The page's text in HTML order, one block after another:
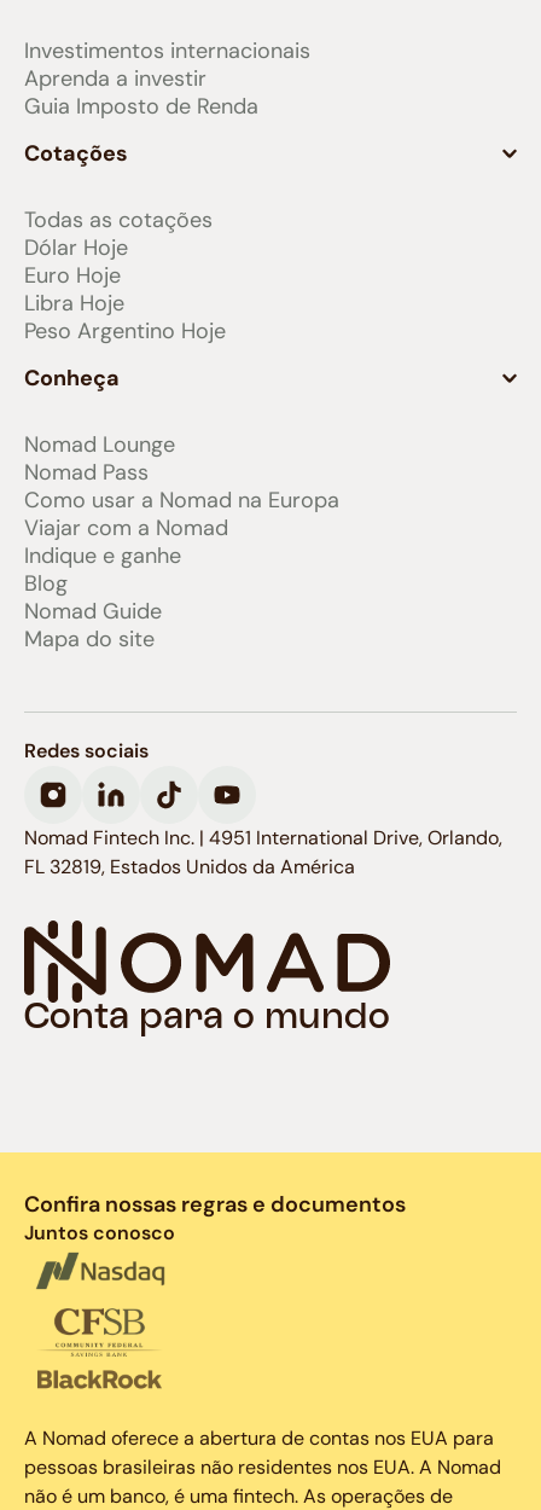
Investimentos internacionais
Aprenda a investir
Guia Imposto de Renda
Cotações
Todas as cotações
Dólar Hoje
Euro Hoje
Libra Hoje
Peso Argentino Hoje
Conheça
Nomad Lounge
Nomad Pass
Como usar a Nomad na Europa
Viajar com a Nomad
Indique e ganhe
Blog
Nomad Guide
Mapa do site
Conta para o mundo
Redes sociais
Nomad Fintech Inc. | 4951 International Drive, Orlando,
FL 32819, Estados Unidos da América
Confira nossas regras e documentos
Juntos conosco
A Nomad oferece a abertura de contas nos EUA para
pessoas brasileiras não residentes nos EUA. A Nomad
não é um banco, é uma fintech. As operações de